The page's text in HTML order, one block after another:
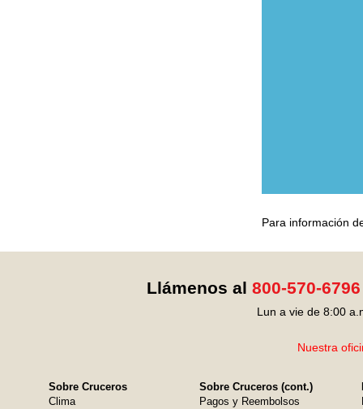
Para información
Llámenos al 800-570-6796
Lun a vie de 8:00
Nuestra
Sobre Cruceros
Clima
Sobre Cruceros (cont.)
Pagos y Reembolsos